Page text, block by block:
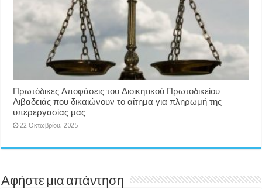
Πρωτόδικες Αποφάσεις του Διοικητικού Πρωτοδικείου
Λιβαδειάς που δικαιώνουν το αίτημα για πληρωμή της
υπερεργασίας μας
22 Οκτωβρίου, 2025
Αφήστε μια απάντηση